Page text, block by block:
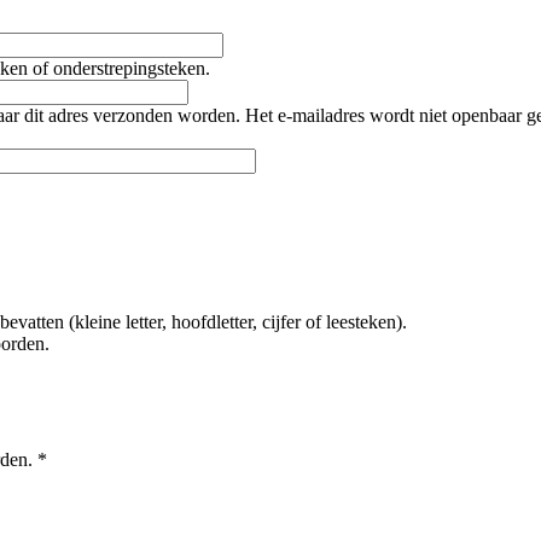
of onderstrepingsteken.
dit adres verzonden worden. Het e-mailadres wordt niet
(kleine letter, hoofdletter, cijfer of leesteken).
*